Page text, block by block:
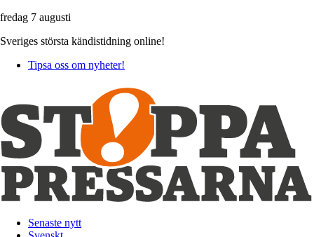
fredag 7 augusti
Sveriges största kändistidning online!
Tipsa oss om nyheter!
Senaste nytt